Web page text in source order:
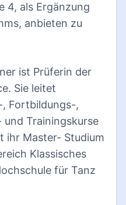
4, als Ergänzung
anbieten zu
ist Prüferin der
Sie leitet
Fortbildungs-,
Trainingskurse
ihr Master- Studium
Klassisches
für Tanz